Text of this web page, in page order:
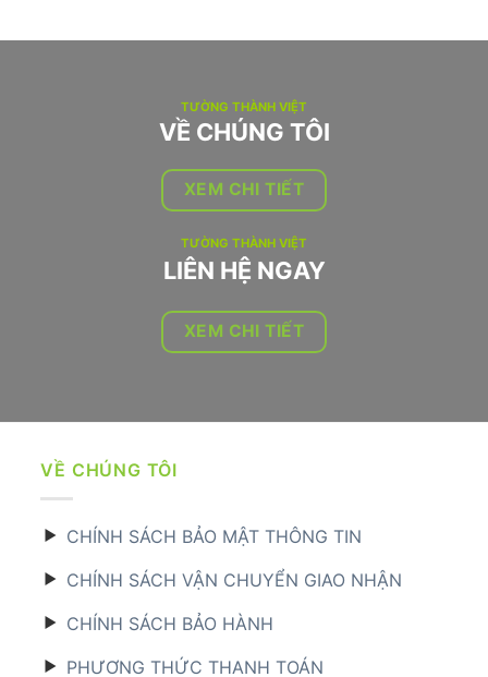
TƯỜNG THÀNH VIỆT
VỀ CHÚNG TÔI
XEM CHI TIẾT
TƯỜNG THÀNH VIỆT
LIÊN HỆ NGAY
XEM CHI TIẾT
VỀ CHÚNG TÔI
CHÍNH SÁCH BẢO MẬT THÔNG TIN
CHÍNH SÁCH VẬN CHUYỂN GIAO NHẬN
CHÍNH SÁCH BẢO HÀNH
PHƯƠNG THỨC THANH TOÁN